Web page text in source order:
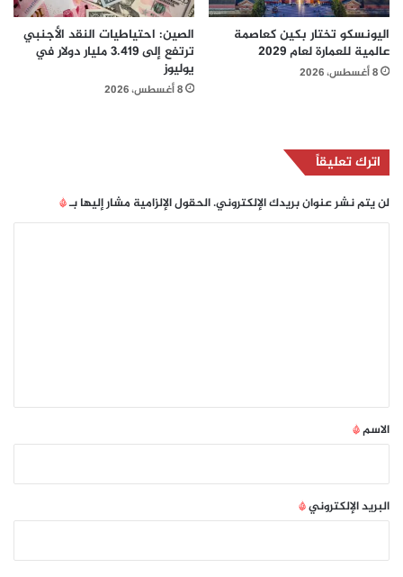
اليونسكو تختار بكين كعاصمة
عالمية للعمارة لعام 2029
8 أغسطس، 2026
الصين: احتياطيات النقد الأجنبي
ترتفع إلى 3.419 مليار دولار في
يوليوز
8 أغسطس، 2026
اترك تعليقاً
لن يتم نشر عنوان بريدك الإلكتروني.الحقول الإلزامية مشار إليها بـ*
*
الاسم*
البريد الإلكتروني*